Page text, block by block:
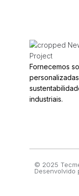
Fornecemos
industriais.
© 2025
Desenvolvido